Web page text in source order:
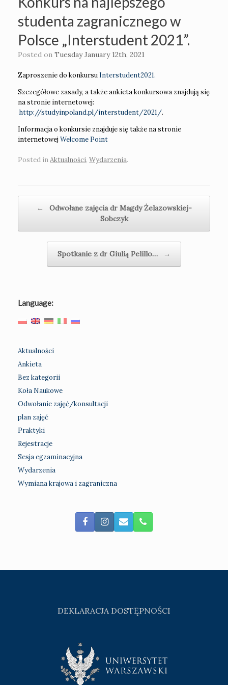
studenta zagranicznego w
Polsce „Interstudent 2021”.
Posted on Tuesday January 12th, 2021
Zaproszenie do konkursu Interstudent2021.
Szczegółowe zasady, a także ankieta konkursowa znajdują się
na stronie internetowej:
http://studyinpoland.pl/interstudent/2021/.
Informacja o konkursie znajduje się także na stronie
internetowej Welcome Point
Posted inAktualności, Wydarzenia.
←
Odwołane zajęcia dr Magdy Żelazowskiej-
Sobczyk
Spotkanie z dr Giulią Pelillo… →
Language:
Aktualności
Ankieta
Bez kategorii
Koła Naukowe
Odwołanie zajęć/konsultacji
plan zajęć
Praktyki
Rejestracje
Sesja egzaminacyjna
Wydarzenia
Wymiana krajowa i zagraniczna
DEKLARACJA DOSTĘPNOŚCI